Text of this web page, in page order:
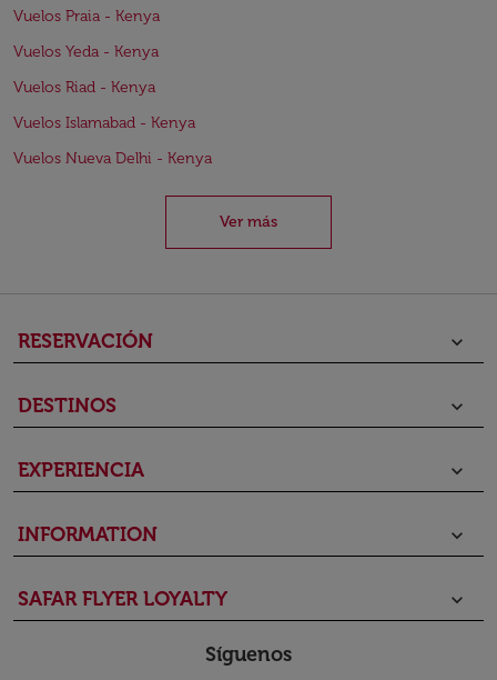
Vuelos Praia - Kenya
Vuelos Yeda - Kenya
Vuelos Riad - Kenya
Vuelos Islamabad - Kenya
Vuelos Nueva Delhi - Kenya
Ver más
RESERVACIÓN keyboard_arrow_down
DESTINOS keyboard_arrow_down
EXPERIENCIA keyboard_arrow_down
INFORMATION keyboard_arrow_down
SAFAR FLYER LOYALTY keyboard_arrow_down
Síguenos